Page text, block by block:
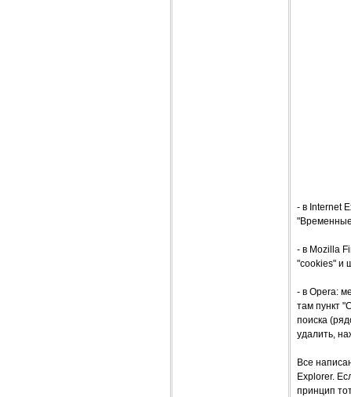
- в Internet
- в Mozilla
"cookies" и
- в Opera:
там пункт
поиска
удалить,
Все
Explorer.
принцип